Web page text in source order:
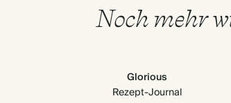
Noch mehr
Glorious
Rezept-Journal